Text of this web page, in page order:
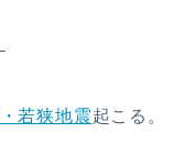
若狭地震起こる。